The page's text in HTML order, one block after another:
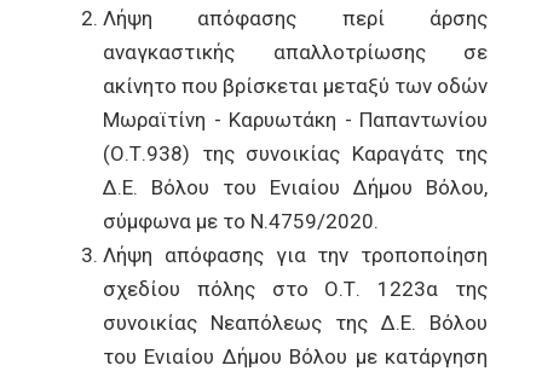
Λήψη απόφασης περί άρσης
αναγκαστικής απαλλοτρίωσης σε
ακίνητο που βρίσκεται μεταξύ των οδών
Μωραϊτίνη - Καρυωτάκη - Παπαντωνίου
(Ο.Τ.938) της συνοικίας Καραγάτς της
Δ.Ε. Βόλου του Ενιαίου Δήμου Βόλου,
σύμφωνα με το Ν.4759/2020.
Λήψη απόφασης για την τροποποίηση
σχεδίου πόλης στο Ο.Τ. 1223α της
συνοικίας Νεαπόλεως της Δ.Ε. Βόλου
του Ενιαίου Δήμου Βόλου με κατάργηση